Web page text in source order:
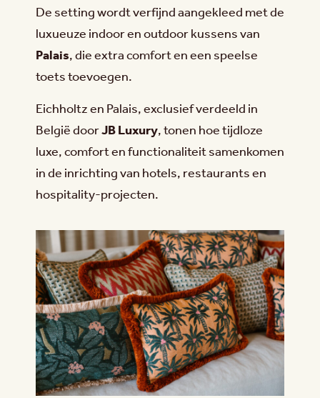
De setting wordt verfijnd aangekleed met de
luxueuze indoor en outdoor kussens van
Palais, die extra comfort en een speelse
toets toevoegen.
Eichholtz en Palais, exclusief verdeeld in
België doorJB Luxury, tonen hoe tijdloze
luxe, comfort en functionaliteit samenkomen
in de inrichting van hotels, restaurants en
hospitality-projecten.